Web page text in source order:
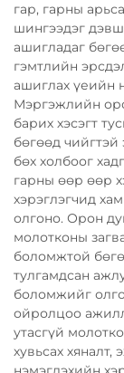
гар, гарны
шингээдэг
ашигладаг
гэмтлийн
ашиглах үеийн
Мэргэжлийн
барих хэсэгт
бөгөөд чийгтэй
бөх холбоог
гарны өөр өөр
хэрэглэгчид
олгоно. Орон
молотконы
боломжтой
тулгамдсан
боломжийг
ойролцоо
утасгүй
хувьсах хяналт,